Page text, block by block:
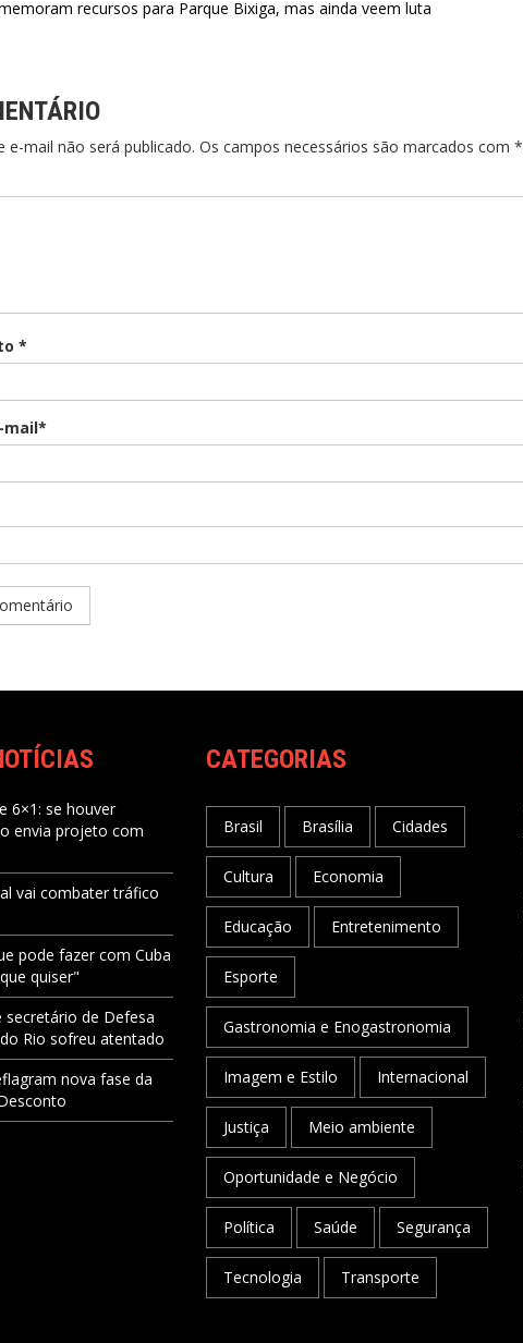
recursos para Parque Bixiga, mas ainda veem luta
e-mail não será publicado. Os campos necessários são marcados com
*
mail*
6×1: se houver
envia projeto com
vai combater tráfico
pode fazer com Cuba
quiser"
secretário de Defesa
Rio sofreu atentado
nova fase da
CATEGORIAS
Brasil Brasília Cidades
Cultura Economia
Educação Entretenimento
Esporte
Gastronomia e Enogastronomia
Imagem e Estilo Internacional
Justiça Meio ambiente
Oportunidade e Negócio
Política Saúde Segurança
Tecnologia Transporte